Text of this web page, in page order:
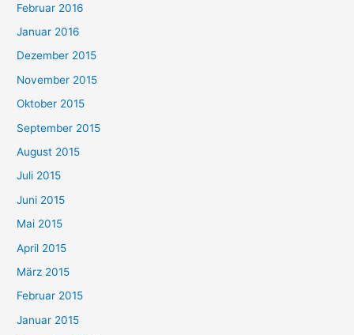
Februar 2016
Januar 2016
Dezember 2015
November 2015
Oktober 2015
September 2015
August 2015
Juli 2015
Juni 2015
Mai 2015
April 2015
März 2015
Februar 2015
Januar 2015